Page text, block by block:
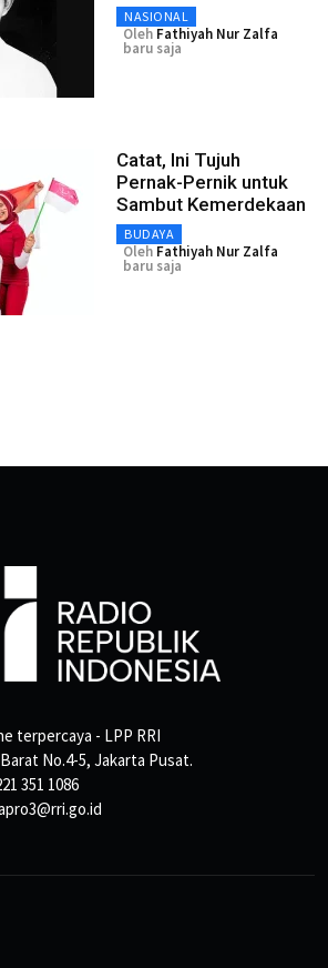
NASIONAL
Oleh Fathiyah Nur Zalfa
baru saja
Catat, Ini Tujuh
Pernak-Pernik untuk
Sambut Kemerdekaan
BUDAYA
Oleh Fathiyah Nur Zalfa
baru saja
terpercaya - LPP RRI
No.4-5, Jakarta Pusat.
351 1086